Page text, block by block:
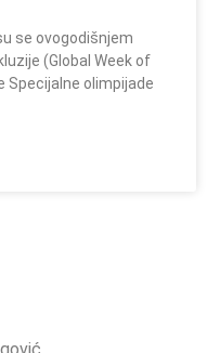
se ovogodišnjem
(Global Week of
Specijalne olimpijade